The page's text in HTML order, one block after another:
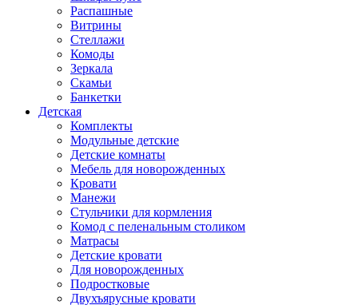
Распашные
Витрины
Стеллажи
Комоды
Зеркала
Скамьи
Банкетки
Детская
Комплекты
Модульные детские
Детские комнаты
Мебель для новорожденных
Кровати
Манежи
Стульчики для кормления
Комод с пеленальным столиком
Матрасы
Детские кровати
Для новорожденных
Подростковые
Двухъярусные кровати